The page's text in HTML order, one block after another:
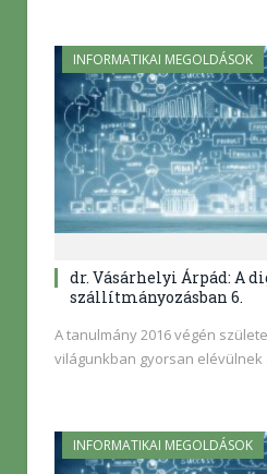
INFORMATIKAI MEGOLDÁSOK
dr. Vásárhelyi Árpád: A
szállítmányozásban 6.
A tanulmány 2016 végén
világunkban gyorsan
INFORMATIKAI MEGOLDÁSOK